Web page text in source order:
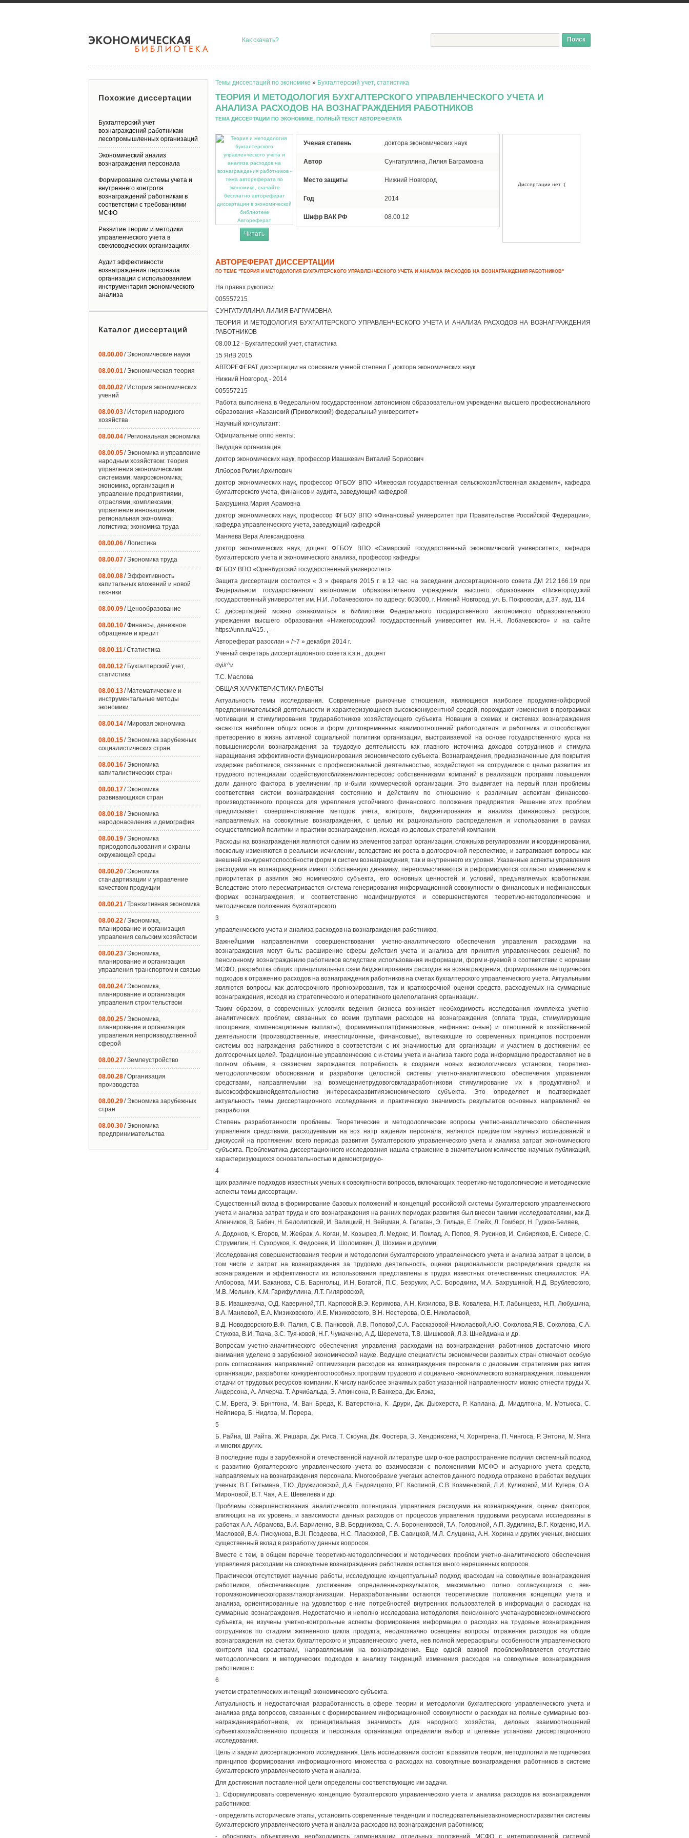
Как скачать?
Темы диссертаций по экономике » Бухгалтерский учет, статистика
ТЕОРИЯ И МЕТОДОЛОГИЯ БУХГАЛТЕРСКОГО УПРАВЛЕНЧЕСКОГО УЧЕТА И
АНАЛИЗА РАСХОДОВ НА ВОЗНАГРАЖДЕНИЯ РАБОТНИКОВ
ТЕМА ДИССЕРТАЦИИ ПО ЭКОНОМИКЕ, ПОЛНЫЙ ТЕКСТ АВТОРЕФЕРАТА
Автореферат
Читать
Ученая степень доктора экономических наук
Автор Сунгатуллина, Лилия Баграмовна
Место защиты Нижний Новгород
Год 2014
Шифр ВАК РФ 08.00.12
Диссертации нет :(
АВТОРЕФЕРАТ ДИССЕРТАЦИИ
ПО ТЕМЕ "ТЕОРИЯ И МЕТОДОЛОГИЯ БУХГАЛТЕРСКОГО УПРАВЛЕНЧЕСКОГО УЧЕТА И АНАЛИЗА РАСХОДОВ НА ВОЗНАГРАЖДЕНИЯ РАБОТНИКОВ"
На правах рукописи
005557215
СУНГАТУЛЛИНА ЛИЛИЯ БАГРАМОВНА
ТЕОРИЯ И МЕТОДОЛОГИЯ БУХГАЛТЕРСКОГО УПРАВЛЕНЧЕСКОГО УЧЕТА И АНАЛИЗА РАСХОДОВ НА ВОЗНАГРАЖДЕНИЯ
РАБОТНИКОВ
08.00.12 - Бухгалтерский учет, статистика
15 Яг!В 2015
АВТОРЕФЕРАТ диссертации на соискание ученой степени Г доктора экономических наук
Нижний Новгород - 2014
005557215
Работа выполнена в Федеральном государственном автономном образовательном учреждении высшего профессионального
образования «Казанский (Приволжский) федеральный университет»
Научный консультант:
Официальные оппо ненты:
Ведущая организация
доктор экономических наук, профессор Ивашкевич Виталий Борисович
Ллборов Ролик Архипович
доктор экономических наук, профессор ФГБОУ ВПО «Ижевская государственная сельскохозяйственная академия», кафедра
бухгалтерского учета, финансов и аудита, заведующий кафедрой
Бахрушина Мария Арамовна
доктор экономических наук, профессор ФГБОУ ВПО «Финансовый университет при Правительстве Российской Федерации»,
кафедра управленческого учета, заведующий кафедрой
Маняева Вера Александровна
доктор экономических наук, доцент ФГБОУ ВПО «Самарский государственный экономический университет», кафедра
бухгалтерского учета и экономического анализа, профессор кафедры
ФГБОУ ВПО «Оренбургский государственный университет»
Защита диссертации состоится « 3 » февраля 2015 г. в 12 час. на заседании диссертационного совета ДМ 212.166.19 при
Федеральном государственном автономном образовательном учреждении высшего образования «Нижегородский
государственный университет им. Н.И. Лобачевского» по адресу: 603000, г. Нижний Новгород, ул. Б. Покровская, д.37, ауд. 114
С диссертацией можно ознакомиться в библиотеке Федерального государственного автономного образовательного
учреждения высшего образования «Нижегородский государственный университет им. H.H. Лобачевского» и на сайте
https://unn.ru/415. , -
Автореферат разослан « /~7 » декабря 2014 г.
Ученый секретарь диссертационного совета к.э.н., доцент
dyi/г^и
Т.С. Маслова
ОБЩАЯ ХАРАКТЕРИСТИКА РАБОТЫ
Актуальность темы исследования. Современные рыночные отношения, являющиеся наиболее продукгивнойформой
предпринимательской деятельности и характеризующиеся высококонкурентной средой, порождают изменения в программах
мотивации и стимулирования трудаработников хозяйствующего субъекта Новации в схемах и системах вознаграждения
касаются наиболее общих основ и форм долговременных взаимоотношений работодателя и работника и способствуют
претворению в жизнь активной социальной политики организации, выстраиваемой на основе государственного курса на
повышениероли вознаграждения за трудовую деятельность как главного источника доходов сотрудников и стимула
наращивания эффективности функционирования экономического субъекта. Вознаграждения, предназначенные для покрытия
издержек работников, связанных с профессиональной деятельностью, воздействуют на сотрудников с целью развития их
трудового потенциалаи содействуютсближениюинтересовс собственниками компаний в реализации программ повышения
доли данного фактора в увеличении пр и-были коммерческой организации. Это выдвигает на первый план проблемы
соответствия систем вознаграждения состоянию и действиям по отношению к различным аспектам финансово-
производственного процесса для укрепления устойчивого финансового положения предприятия. Решение этих проблем
предписывает совершенствование методов учета, контроля, бюджетирования и анализа финансовых ресурсов,
направляемых на совокупные вознаграждения, с целью их рационального распределения и использования в рамках
осуществляемой политики и практики вознаграждения, исходя из деловых стратегий компании.
Расходы на вознаграждения являются одним из элементов затрат организации, сложныхв регулировании и координировании,
поскольку изменяются в реальном исчислении, вследствие их роста в долгосрочной перспективе, и затрагивают вопросы как
внешней конкурентоспособности форм и систем вознаграждения, так и внутреннего их уровня. Указанные аспекты управления
расходами на вознаграждения имеют собственную динамику, переосмысливаются и реформируются согласно изменениям в
приоритетах р азвигия эко номического субъекта, его основных ценностей и условий, предъявляемых кработникам.
Вследствие этого пересматривается система генерирования информационной совокупности о финансовых и нефинансовых
формах вознаграждения, и соответственно модифицируются и совершенствуются теоретико-методологические и
методические положения бухгалтерского
3
управленческого учета и анализа расходов на вознаграждения работников.
Важнейшими направлениями совершенствования учетно-аналитического обеспечения управления расходами на
вознаграждения могут быть: расширение сферы действия учета и анализа для принятия управленческих решений по
пенсионному вознаграждению работников вследствие использования информации, форм и-руемой в соответствии с нормами
МСФО; разработка общих принципиальных схем бюджетирования расходов на вознаграждения; формирование методических
подходов к отражению расходов на вознаграждения работников на счетах бухгалтерского управленческого учета. Актуальными
являются вопросы как долгосрочного прогнозирования, так и краткосрочной оценки средств, расходуемых на суммарные
вознаграждения, исходя из стратегического и оперативного целеполагания организации.
Таким образом, в современных условиях ведения бизнеса возникает необходимость исследования комплекса учетно-
аналитических проблем, связанных со всеми группами расходов на вознаграждения (оплата труда, стимулирующие
поощрения, компенсационные выплаты), формамивыплат(финансовые, нефинанс о-вые) и отношений в хозяйственной
деятельности (производственные, инвестиционные, финансовые), вытекающие го современных принципов построения
системы воз награждения работников в соответствии с их значимостью для организации и участием в достижении ее
долгосрочных целей. Традиционные управленческие с и-стемы учета и анализа такого рода информацию предоставляют не в
полном объеме, в связисчем зарождается потребность в создании новых аксиологических установок, теоретико-
методологическом обосновании и разработке целостной системы учетно-аналитического обеспечения управления
средствами, направляемыми на возмещениетрудовоговкладаработникови стимулирование их к продуктивной и
высокоэффекшвнойдеятельностив интересахразвитияэкономического субъекта. Это определяет и подтверждает
актуальность темы диссертационного исследования и практическую значимость результатов основных направлений ее
разработки.
Степень разработанности проблемы. Теоретические и методологические вопросы учетно-аналитического обеспечения
управления средствами, расходуемыми на воз натр аждения персонала, являются предметом научных исследований и
дискуссий на протяжении всего периода развития бухгалтерского управленческого учета и анализа затрат экономического
субъекта. Проблематика диссертационного исследования нашла отражение в значительном количестве научных публикаций,
характеризующихся основательностью и демонстрирую-
4
щих различие подходов известных ученых к совокупности вопросов, включающих теоретико-методологические и методические
аспекты темы диссертации.
Существенный вклад в формирование базовых положений и концепций российской системы бухгалтерского управленческого
учета и анализа затрат труда и его вознаграждения на ранних периодах развития был внесен такими исследователями, как Д.
Аленчиков, В. Бабич, Н. Белолипский, И. Валицкий, Н. Вейцман, А. Галаган, Э. Гильде, Е. Глейх, Л. Гомберг, Н. Гудков-Беляев,
A. Додонов, К. Егоров, М. Жебрак, А. Коган, М. Козырев, Л. Медокс, И. Поклад, А. Попов, Я. Русинов, И. Сибиряков, Е. Сивере, С.
Струмилин, Н. Сухоруков, К. Федосеев, И. Шоломович, Д. Шохман и другими.
Исследования совершенствования теории и методологии бухгалтерского управленческого учета и анализа затрат в целом, в
том числе и затрат на вознаграждения за трудовую деятельность, оценки рациональности распределения средств на
вознаграждения и эффективности их использования представлены в трудах известных отечественных специалистов: P.A.
Алборова, М.И. Баканова, С.Б. Барнгольц, И.Н. Богатой, П.С. Безруких, A.C. Бородкина, М.А. Бахрушиной, Н.Д. Врублевского,
М.В. Мельник, K.M. Гарифуллина, Л.Т. Гиляровской,
B.Б. Ивашкевича, О.Д. Кавериной,Т.П. Карповой,В.Э. Керимова, А.Н. Кизилова, В.В. Ковалева, Н.Т. Лабынцева, Н.П. Любушина,
В.А. Маняевой, Е.А. Мизиковского, И.Е. Мизиковского, В.Н. Нестерова, O.E. Николаевой,
B.Д. Новодворского,В.Ф. Палия, C.B. Панковой, Л.В. Поповой,С.А. Рассказовой-Николаевой,А.Ю. Соколова,Я.В. Соколова, С.А.
Стукова, В.И. Ткача, З.С. Туя-ковой, Н.Г. Чумаченко, А.Д. Шеремета, Т.В. Шишковой, Л.З. Шнейдмана и др.
Вопросам учетно-аначитического обеспечения управления расходами на вознаграждения работников достаточно много
внимания уделено в зарубежной экономической науке. Ведущие специатисты экономически развитых стран отмечают особую
роль согласования направлений оптимизации расходов на вознаграждения персонала с деловыми стратегиями раз вития
организации, разработки конкурентоспособных программ трудового и социачьно -экономического вознаграждения, повышения
отдачи от трудовых ресурсов компании. К числу наиболее значимых работ указанной направленности можно отнести труды X.
Андерсона, А. Апчерча. Т. Арчибальда, Э. Аткинсона, Р. Банкера, Дж. Блэка,
C.М. Брега, Э. Брнтгона, М. Ван Бреда, К. Ватерстона, К. Друри, Дж. Дьюхерста, Р. Каплана, Д. Миддлтона, М. Мэтьюса, С.
Нейпиера, Б. Нидлза, М. Перера,
5
Б. Райна, Ш. Райта, Ж. Ришара, Дж. Риса, Т. Скоуна, Дж. Фостера, Э. Хендриксена, Ч. Хорнгрена, П. Чингоса, Р. Энтони, М. Янга
и многих других.
В последние годы в зарубежной и отечественной научной литературе шир о-кое распространение получил системный подход
к развитию бухгалтерского управленческого учета во взаимосвязи с положениями МСФО и актуарного учета средств,
направляемых на вознаграждения персонала. Многообразие учегаых аспектов данного подхода отражено в работах ведущих
ученых: В.Г. Гетьмана, Т.Ю. Дружиловской, Д.А. Ендовицкого, Р.Г. Каспиной, C.B. Козменковой, Л.И. Куликовой, М.И. Кугера, O.A.
Мироновой, В.Т. Чая, А.Е. Шевелева и др.
Проблемы совершенствования аналитического потенциала управления расходами на вознаграждения, оценки факторов,
влияющих на их уровень, и зависимости данных расходов от процессов управления трудовыми ресурсами исследованы в
работах A.A. Абрамова, В.И. Бариленко, В.В. Бердникова, С. А. Бороненковой, Т.А. Головиной, А.П. Зудилина, В.Г. Когденко, И.А.
Масловой, В.А. Пискунова, B.JI. Поздеева, Н.С. Пласковой, Г.В. Савицкой, М.Л. Слуцкина, А.Н. Хорина и других ученых, внесших
существенный вклад в разработку данных вопросов.
Вместе с тем, в общем перечне теоретико-методологических и методических проблем учетно-аналитического обеспечения
управления расходами на совокупные вознаграждения работников остается много нерешенных вопросов.
Практически отсутствуют научные работы, исследующие концептуальный подход красходам на совокупные вознаграждения
работников, обеспечивающие достижение определенныхрезультатов, максимально полно согласующихся с век-
торомэкономическогоразвитаяорганизации. Неразработанными остаются теоретические положения концепции учета и
анализа, ориентированные на удовлетвор е-ние потребностей внутренних пользователей в информации о расходах на
суммарные вознаграждения. Недостаточно и неполно исследована методология пенсионного учетанауровнеэкономического
субъекта, не изучены учетно-контрольные аспекты формирования информации о расходах на трудовые вознаграждения
сотрудников по стадиям жизненного цикла продукта, неоднозначно освещены вопросы отражения расходов на общие
вознаграждения на счетах бухгалтерского и управленческого учета, нев полной мерераскрыгы особенности управленческого
контроля над средствами, направляемыми на вознаграждения. Еще одной важной проблемойявляется отсутствие
методологических и методических подходов к анализу тенденций изменения расходов на совокупные вознаграждения
работников с
6
учетом стратегических интенций экономического субъекта.
Актуальность и недостаточная разработанность в сфере теории и методологии бухгалтерского управленческого учета и
анализа ряда вопросов, связанных с формированием информационной совокупности о расходах на полные суммарные воз-
награжденияработников, их принципиальная значимость для народного хозяйства, деловых взаимоотношений
субьектахозяйственного процесса и персонала организации определили выбор и целевые установки диссертационного
исследования.
Цель и задачи диссертационного исследования. Цель исследования состоит в развитии теории, методологии и методических
принципов формирования информационного множества о расходах на совокупные вознаграждения работников в системе
бухгалтерского управленческого учета и анализа.
Для достижения поставленной цели определены соответствующие им задачи.
1. Сформулировать современную концепцию бухгалтерского управленческого учета и анализа расходов на вознаграждения
работников:
- определить исторические этапы, установить современные тенденции и последовательныезакономерностиразвития системы
бухгалтерского управленческого учета и анализа расходов на вознаграждения работников;
- обосновать объективную необходимость гармонизации отдельных положений МСФО с интегрированной системой
Похожие диссертации
Бухгалтерский учет
вознаграждений работникам
лесопромышленных организаций
Экономический анализ
вознаграждения персонала
Формирование системы учета и
внутреннего контроля
вознаграждений работникам в
соответствии с требованиями
МСФО
Развитие теории и методики
управленческого учета в
свекловодческих организациях
Аудит эффективности
вознаграждения персонала
организации с использованием
инструментария экономического
анализа
Каталог диссертаций
08.00.00/ Экономические науки
08.00.01/ Экономическая теория
08.00.02/ История экономических
учений
08.00.03/ История народного
хозяйства
08.00.04/ Региональная экономика
08.00.05/ Экономика и управление
народным хозяйством: теория
управления экономическими
системами; макроэкономика;
экономика, организация и
управление предприятиями,
отраслями, комплексами;
управление инновациями;
региональная экономика;
логистика; экономика труда
08.00.06/ Логистика
08.00.07/ Экономика труда
08.00.08/ Эффективность
капитальных вложений и новой
техники
08.00.09/ Ценообразование
08.00.10/ Финансы, денежное
обращение и кредит
08.00.11/ Статистика
08.00.12/ Бухгалтерский учет,
статистика
08.00.13/ Математические и
инструментальные методы
экономики
08.00.14/ Мировая экономика
08.00.15/ Экономика зарубежных
социалистических стран
08.00.16/ Экономика
капиталистических стран
08.00.17/ Экономика
развивающихся стран
08.00.18/ Экономика
народонаселения и демография
08.00.19/ Экономика
природопользования и охраны
окружающей среды
08.00.20/ Экономика
стандартизации и управление
качеством продукции
08.00.21/ Транзитивная экономика
08.00.22/ Экономика,
планирование и организация
управления сельским хозяйством
08.00.23/ Экономика,
планирование и организация
управления транспортом и связью
08.00.24/ Экономика,
планирование и организация
управления строительством
08.00.25/ Экономика,
планирование и организация
управления непроизводственной
сферой
08.00.27/ Землеустройство
08.00.28/ Организация
производства
08.00.29/ Экономика зарубежных
стран
08.00.30/ Экономика
предпринимательства